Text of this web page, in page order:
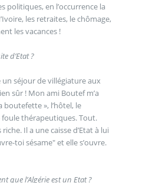
politiques, en l’occurrence la
les retraites, le chômage,
les vacances !
d’Etat ?
un séjour de villégiature aux
sûr ! Mon ami Boutef m’a
», l’hôtel, le
thérapeutiques. Tout.
Il a une caisse d’Etat à lui
toi sésame" et elle s’ouvre.
que l’Algérie est un Etat ?